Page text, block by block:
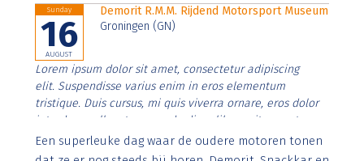
Sunday
16
AUGUST
Demorit R.M.M. Rijdend Motorsport Museum
Groningen (GN)
Lorem ipsum dolor sit amet, consectetur adipiscing
elit. Suspendisse varius enim in eros elementum
tristique. Duis cursus, mi quis viverra ornare, eros dolor
interdum nulla, ut commodo diam libero vitae erat.
Aenean faucibus nibh et justo cursus id rutrum lorem
imperdiet. Nunc ut sem vitae risus tristique posuere.
Een superleuke dag waar de oudere motoren tonen